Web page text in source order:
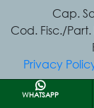
Cap.
Cod. Fisc./
Privacy
WHATSAPP